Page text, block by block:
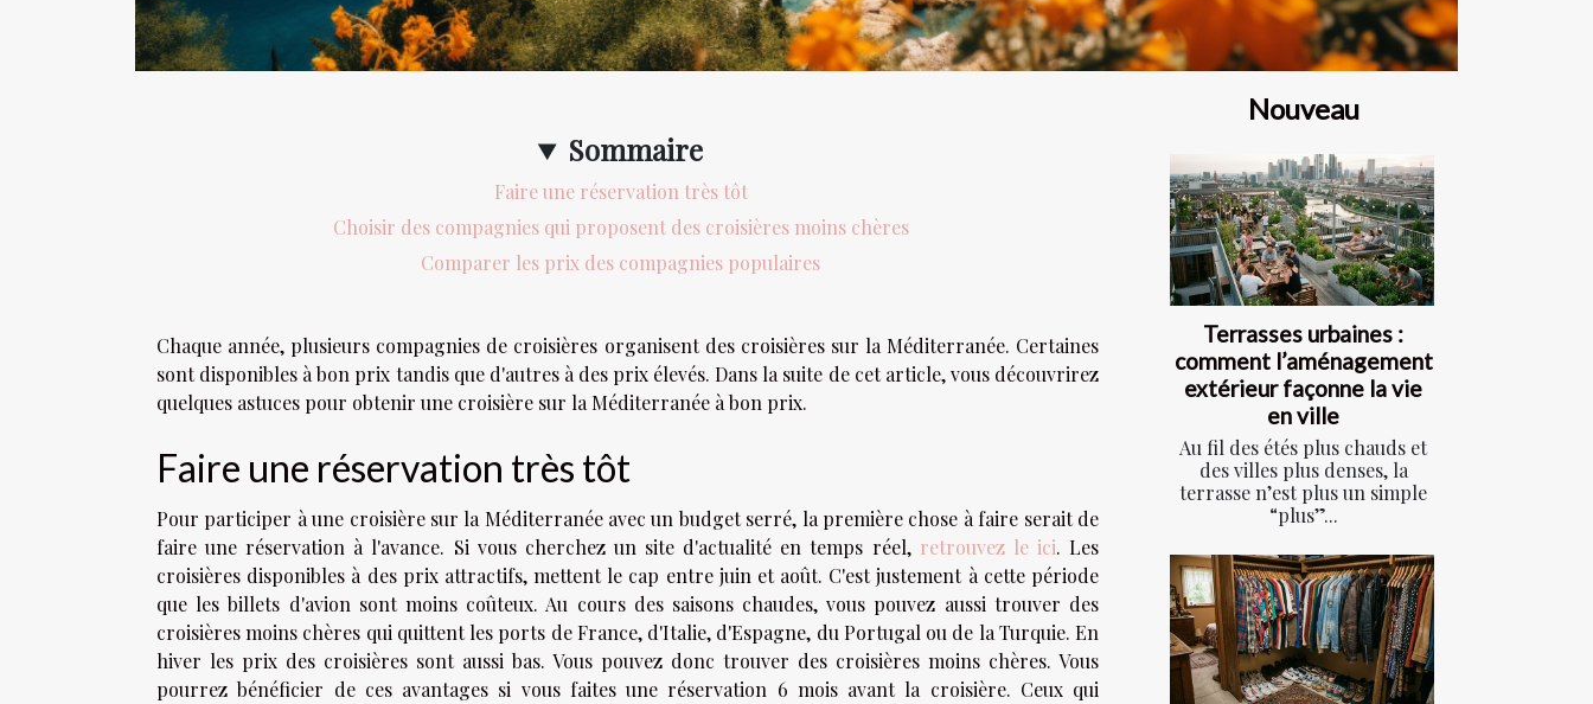
Sommaire
Faire une réservation très tôt
Choisir des compagnies qui proposent des croisières moins chères
Comparer les prix des compagnies populaires
Chaque année, plusieurs compagnies de croisières organisent des croisières sur la Méditerranée. Certaines
sont disponibles à bon prix tandis que d'autres à des prix élevés. Dans la suite de cet article, vous découvrirez
quelques astuces pour obtenir une croisière sur la Méditerranée à bon prix.
Faire une réservation très tôt
Pour participer à une croisière sur la Méditerranée avec un budget serré, la première chose à faire serait de
faire une réservation à l'avance. Si vous cherchez un site d'actualité en temps réel, retrouvez le ici. Les
croisières disponibles à des prix attractifs, mettent le cap entre juin et août. C'est justement à cette période
que les billets d'avion sont moins coûteux. Au cours des saisons chaudes, vous pouvez aussi trouver des
croisières moins chères qui quittent les ports de France, d'Italie, d'Espagne, du Portugal ou de la Turquie. En
hiver les prix des croisières sont aussi bas. Vous pouvez donc trouver des croisières moins chères. Vous
pourrez bénéficier de ces avantages si vous faites une réservation 6 mois avant la croisière. Ceux qui
Nouveau
Terrasses urbaines :
comment l’aménagement
extérieur façonne la vie
en ville
Au fil des étés plus chauds et
des villes plus denses, la
terrasse n’est plus un simple
“plus”...